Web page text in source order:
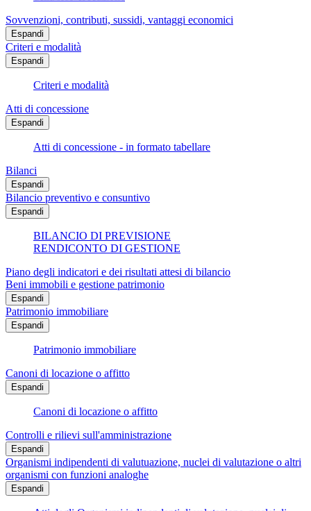
Sovvenzioni, contributi, sussidi, vantaggi economici
Espandi
Criteri e modalità
Espandi
Criteri e modalità
Atti di concessione
Espandi
Atti di concessione - in formato tabellare
Bilanci
Espandi
Bilancio preventivo e consuntivo
Espandi
BILANCIO DI PREVISIONE
RENDICONTO DI GESTIONE
Piano degli indicatori e dei risultati attesi di bilancio
Beni immobili e gestione patrimonio
Espandi
Patrimonio immobiliare
Espandi
Patrimonio immobiliare
Canoni di locazione o affitto
Espandi
Canoni di locazione o affitto
Controlli e rilievi sull'amministrazione
Espandi
Organismi indipendenti di valutuazione, nuclei di valutazione o altri
organismi con funzioni analoghe
Espandi